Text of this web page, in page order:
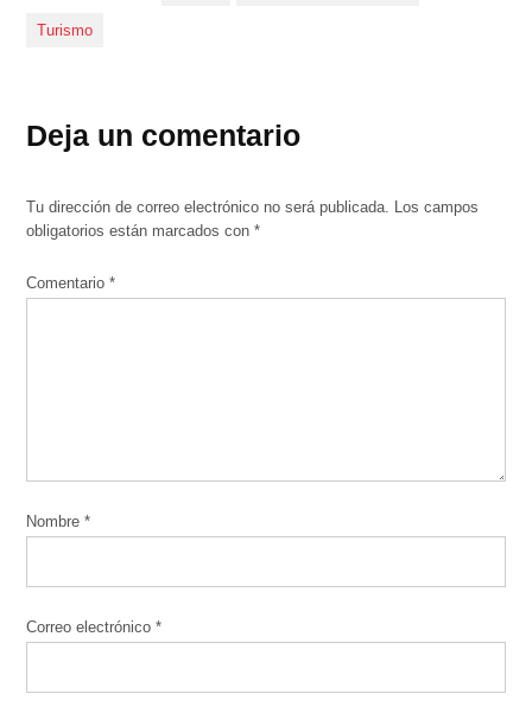
Turismo
Deja un comentario
Tu dirección de correo electrónico no será publicada. Los campos
obligatorios están marcados con*
Comentario*
Nombre*
Correo electrónico*